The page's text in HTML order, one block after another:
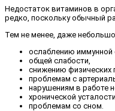
Недостаток витаминов в
редко, поскольку обычный
Тем не менее, даже
ослаблению иммунной
общей слабости,
снижению физических
проблемам с
нарушениям в работе
хронической усталости,
проблемам со сном.